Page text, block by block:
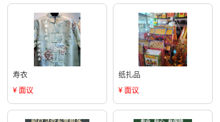
寿衣
¥ 面议
纸扎品
¥ 面议